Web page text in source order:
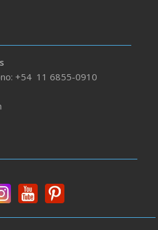
+54 11 6855-0910